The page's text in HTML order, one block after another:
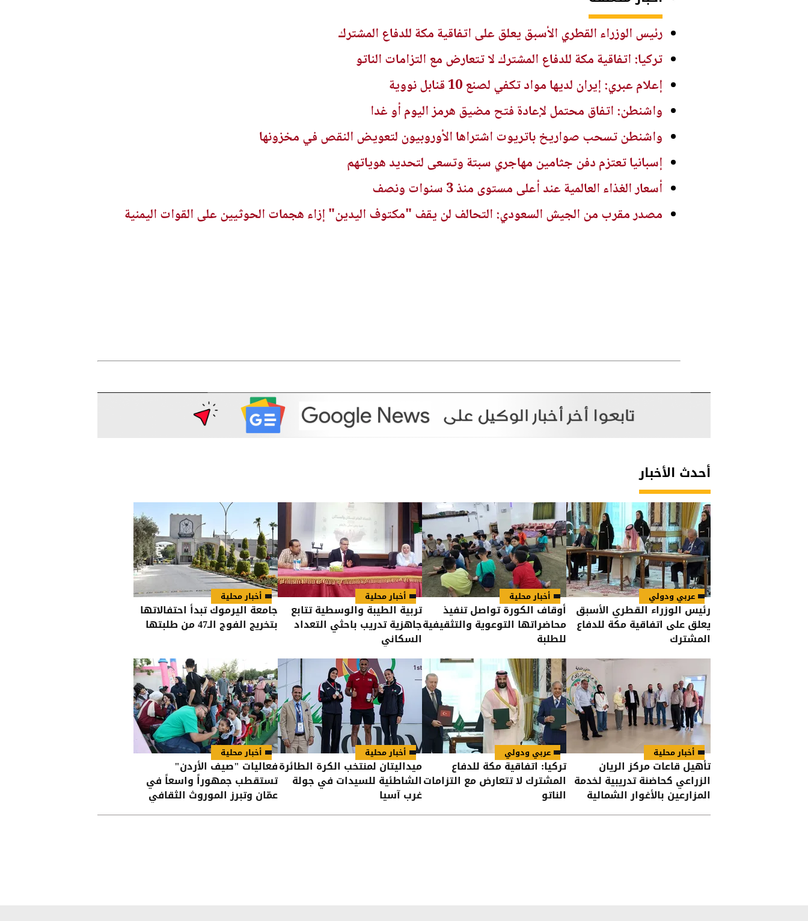
رئيس الوزراء القطري الأسبق يعلق على اتفاقية مكة للدفاع المشترك
تركيا: اتفاقية مكة للدفاع المشترك لا تتعارض مع التزامات الناتو
إعلام عبري: إيران لديها مواد تكفي لصنع 10 قنابل نووية
واشنطن: اتفاق محتمل لإعادة فتح مضيق هرمز اليوم أو غدا
واشنطن تسحب صواريخ باتريوت اشتراها الأوروبيون لتعويض النقص في مخزونها
إسبانيا تعتزم دفن جثامين مهاجري سبتة وتسعى لتحديد هوياتهم
أسعار الغذاء العالمية عند أعلى مستوى منذ 3 سنوات ونصف
مصدر مقرب من الجيش السعودي: التحالف لن يقف "مكتوف اليدين" إزاء هجمات الحوثيين على القوات اليمنية
أحدث الأخبار
عربي ودولي
رئيس الوزراء القطري الأسبق
يعلق على اتفاقية مكة للدفاع
المشترك
أخبار محلية
أوقاف الكورة تواصل تنفيذ
محاضراتها التوعوية والتثقيفية
للطلبة
أخبار محلية
تربية الطيبة والوسطية تتابع
جاهزية تدريب باحثي التعداد
السكاني
أخبار محلية
جامعة اليرموك تبدأ احتفالاتها
بتخريج الفوج الـ47 من طلبتها
أخبار محلية
تأهيل قاعات مركز الريان
الزراعي كحاضنة تدريبية لخدمة
المزارعين بالأغوار الشمالية
عربي ودولي
تركيا: اتفاقية مكة للدفاع
المشترك لا تتعارض مع التزامات
الناتو
أخبار محلية
ميداليتان لمنتخب الكرة الطائرة
الشاطئية للسيدات في جولة
غرب آسيا
أخبار محلية
فعاليات "صيف الأردن"
تستقطب جمهوراً واسعاً في
عمّان وتبرز الموروث الثقافي